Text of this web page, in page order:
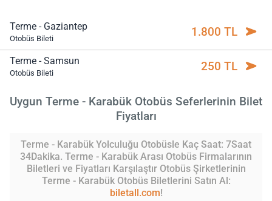
Terme - Gaziantep
Otobüs Bileti 1.800 TL
Terme - Samsun
Otobüs Bileti 250 TL
Uygun Terme - Karabük Otobüs Seferlerinin Bilet
Fiyatları
Terme - Karabük Yolculuğu Otobüsle Kaç Saat: 7Saat
34Dakika. Terme - Karabük Arası Otobüs Firmalarının
Biletleri ve Fiyatları Karşılaştır Otobüs Şirketlerinin
Terme - Karabük Otobüs Biletlerini Satın Al:
biletall.com!